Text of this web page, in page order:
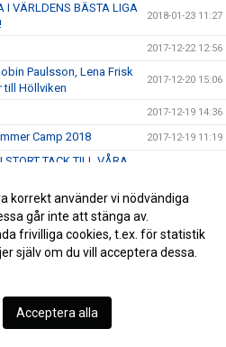
I VÄRLDENS BÄSTA LIGA
2018-01-23 11:27
2017-12-22 12:56
Paulsson, Lena Frisk
till Höllviken
2017-12-20 15:06
2017-12-19 14:36
Camp 2018 2017-12-19 11:19
TACK TILL VÅRA
- SÄKRA DIN BILJETT NU!
2017-12-12 14:44
Frisk & MACK kommer
2017-12-09 13:23
tar emot SM-Finalisterna
bästa liga - 16:00 i
korrekt använder vi nödvändiga
går inte att stänga av.
frivilliga cookies, t.ex. för statistik
själv om du vill acceptera dessa.
Acceptera alla